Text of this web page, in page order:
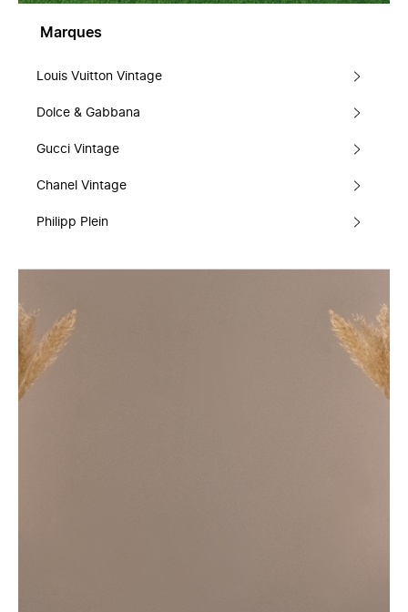
Marques
Louis Vuitton Vintage
Dolce & Gabbana
Gucci Vintage
Chanel Vintage
Philipp Plein